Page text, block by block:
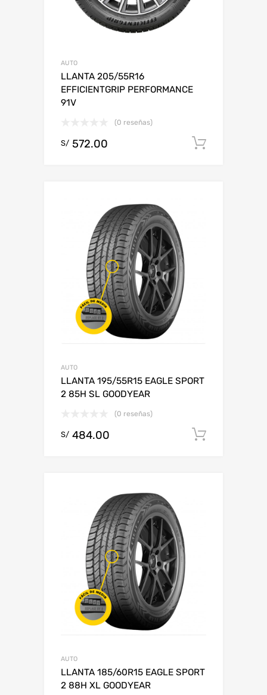
AUTO
LLANTA 205/55R16
EFFICIENTGRIP PERFORMANCE
91V
(0 reseñas)
S/ 572.00
AUTO
LLANTA 195/55R15 EAGLE SPORT
2 85H SL GOODYEAR
(0 reseñas)
S/ 484.00
AUTO
LLANTA 185/60R15 EAGLE SPORT
2 88H XL GOODYEAR